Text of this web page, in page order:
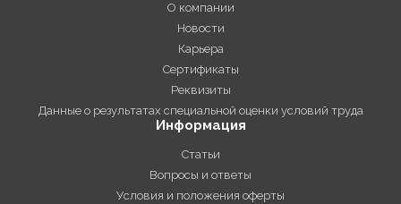
О компании
Новости
Карьера
Сертификаты
Реквизиты
Данные о результатах специальной оценки условий труда
Информация
Статьи
Вопросы и ответы
Условия и положения оферты